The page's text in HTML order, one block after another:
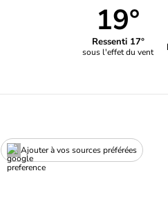
19°
Ressenti 17°
sous l'effet du vent
Ajouter à vos sources préférées